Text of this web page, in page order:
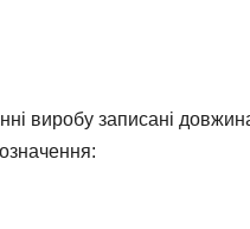
виробу записані